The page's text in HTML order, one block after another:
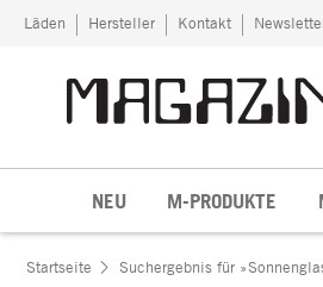
Zum Inhalt springen
Läden Hersteller Kontakt
NEU M-PRODUKTE
Startseite Suchergebnis für